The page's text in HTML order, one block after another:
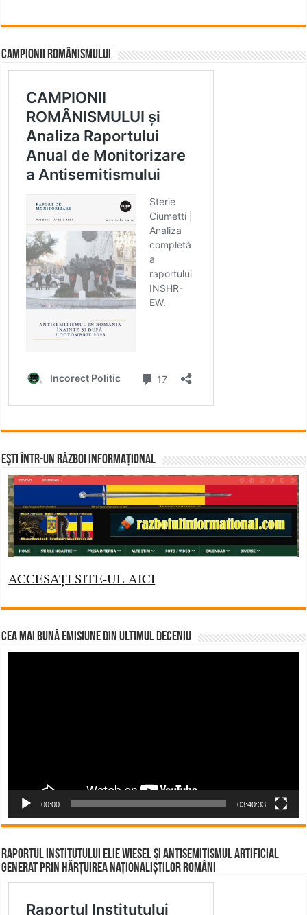
CAMPIONII ROMÂNISMULUI
Ești într-un RĂZBOI INFORMAȚIONAL
ACCESAȚI SITE-UL AICI
CEA MAI BUNĂ EMISIUNE DIN ULTIMUL DECENIU
00:00 03:40:33
Raportul Institutului Elie Wiesel și Antisemitismul Artificial
Generat prin Hărțuirea Naționaliștilor Români